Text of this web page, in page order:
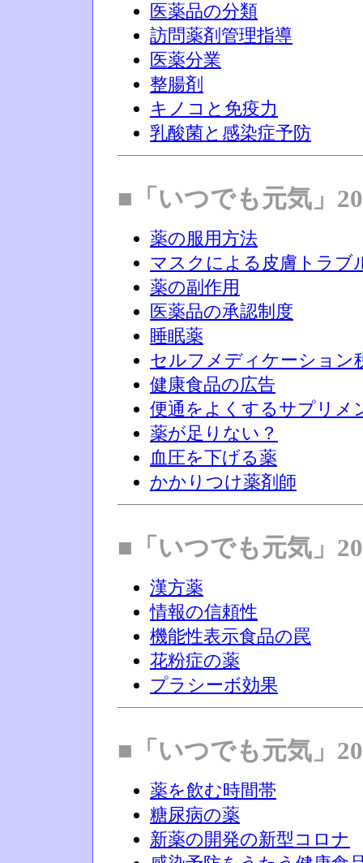
医薬品の分類
訪問薬剤管理指導
医薬分業
整腸剤
キノコと免疫力
乳酸菌と感染症予防
■「いつでも元気」
薬の服用方法
マスクによる皮膚トラブ
薬の副作用
医薬品の承認制度
睡眠薬
セルフメディケーション
健康食品の広告
便通をよくするサプリメ
薬が足りない？
血圧を下げる薬
かかりつけ薬剤師
■「いつでも元気」
漢方薬
情報の信頼性
機能性表示食品の罠
花粉症の薬
プラシーボ効果
■「いつでも元気」
薬を飲む時間帯
糖尿病の薬
新薬の開発の新型コロナ